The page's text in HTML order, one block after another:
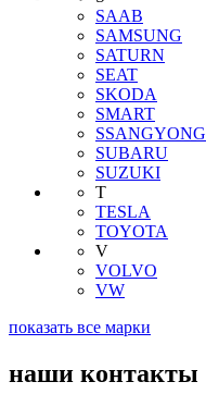
SAAB
SAMSUNG
SATURN
SEAT
SKODA
SMART
SSANGYONG
SUBARU
SUZUKI
T
TESLA
TOYOTA
V
VOLVO
VW
показать все марки
наши контакты